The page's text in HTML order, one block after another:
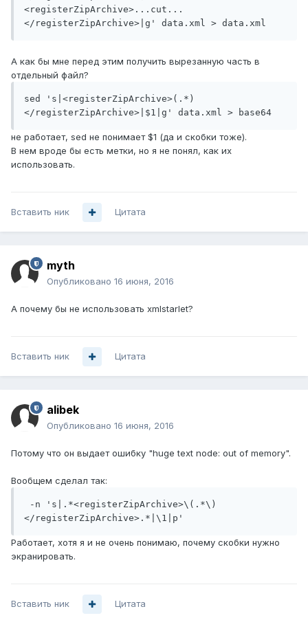
<registerZipArchive>...cut...
</registerZipArchive>|g' data.xml > data.xml
А как бы мне перед этим получить вырезанную часть в
отдельный файл?
sed 's|<registerZipArchive>(.*)
</registerZipArchive>|$1|g' data.xml > base64
не работает, sed не понимает $1 (да и скобки тоже).
В нем вроде бы есть метки, но я не понял, как их
использовать.
Вставить ник Цитата
myth
Опубликовано 16 июня, 2016
А почему бы не использовать xmlstarlet?
Вставить ник Цитата
alibek
Опубликовано 16 июня, 2016
Потому что он выдает ошибку "huge text node: out of memory".
Вообщем сделал так:
</registerZipArchive>.*|\1|p'
Работает, хотя я и не очень понимаю, почему скобки нужно
экранировать.
Вставить ник Цитата